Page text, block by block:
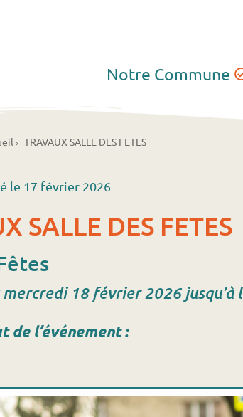
Notre Commune
TRAVAUX SALLE DES FETES
le 17 février 2026
SALLE DES FETES
18 février 2026
de l’événement :
vigilance !